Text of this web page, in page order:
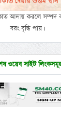
আদায় করলে সম্পদ
বরং বৃদ্ধি পায়।
ওয়েব সাইট